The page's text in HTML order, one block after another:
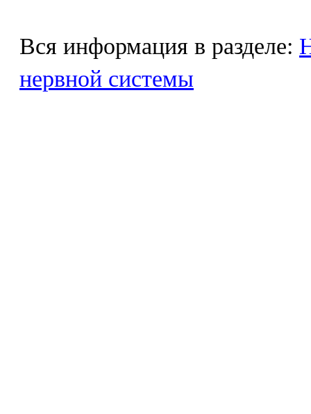
Вся информация в разделе:
нервной системы